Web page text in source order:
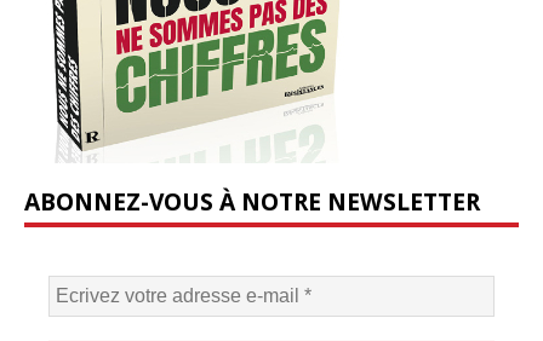
ABONNEZ-VOUS À NOTRE NEWSLETTER